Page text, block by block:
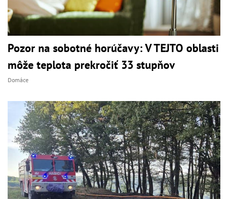
Pozor na sobotné horúčavy: V TEJTO oblasti
môže teplota prekročiť 33 stupňov
Domáce